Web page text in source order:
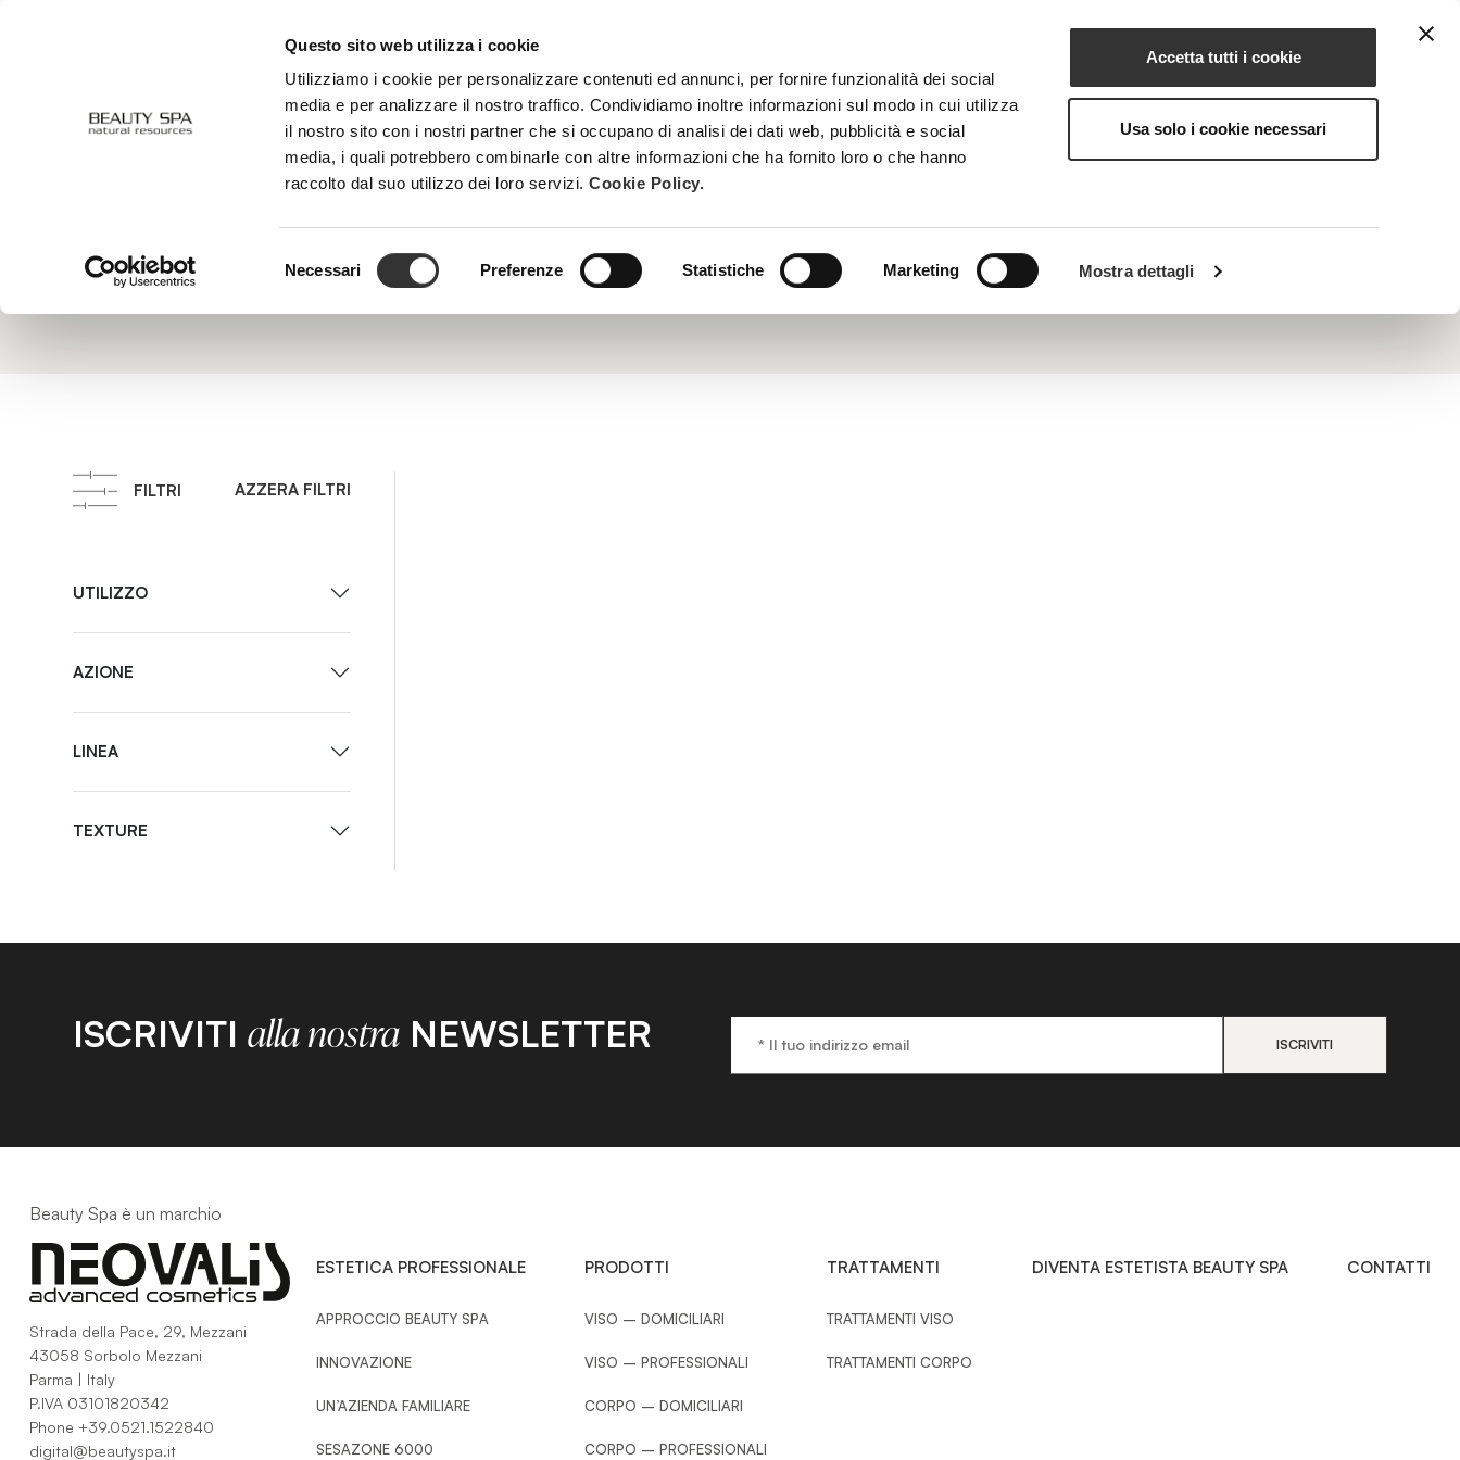
Questo sito web utilizza i cookie
Utilizziamo i cookie per personalizzare contenuti ed annunci, per fornire funzionalità dei social
media e per analizzare il nostro traffico. Condividiamo inoltre informazioni sul modo in cui utilizza
il nostro sito con i nostri partner che si occupano di analisi dei dati web, pubblicità e social
media, i quali potrebbero combinarle con altre informazioni che ha fornito loro o che hanno
raccolto dal suo utilizzo dei loro servizi.Cookie Policy.
del
Necessari Preferenze Statistiche Marketing Mostra dettagli
Accetta tutti i cookie
Usa solo i cookie necessari
CONTATTI
È un amminoacido apolare prodotto dal glutammato. Ha una particolare forma, che la rende un ingrediente
fondamentale per mantenere la pelle sana. Svolge infatti un ruolo strutturale importantissimo nelle proteine,
anche un ottimo anti-age naturale.
FILTRI AZZERA FILTRI
UTILIZZO
AZIONE
LINEA
TEXTURE
ISCRIVITIalla nostra NEWSLETTER
Beauty Spa è un marchio
Strada della Pace, 29, Mezzani
43058 Sorbolo Mezzani
Parma | Italy
P.IVA 03101820342
Phone +39.0521.1522840
digital@beautyspa.it
ESTETICA PROFESSIONALE
APPROCCIO BEAUTY SPA
INNOVAZIONE
UN’AZIENDA FAMILIARE
SESAZONE 6000
PRODOTTI
VISO – DOMICILIARI
VISO – PROFESSIONALI
CORPO – DOMICILIARI
CORPO – PROFESSIONALI
TRATTAMENTI
TRATTAMENTI VISO
TRATTAMENTI CORPO
DIVENTA ESTETISTA BEAUTY SPA CONTATTI